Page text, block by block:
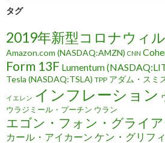
タグ
2019年新型コロナウィ
Amazon.com (NASDAQ:AMZN) CNN
Form 13F Lumentum
Tesla (NASDAQ:TSLA) TPP アダム・スミ
イエレン インフレーション
ウラジミール・プーチン ウラン
エゴン・フォン・グライ
カール・アイカーン ケン・グリフ